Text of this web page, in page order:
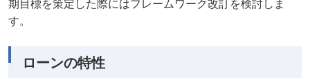
期目標を策定した際にはフレームワーク改訂を検討しま
す。
ローンの特性